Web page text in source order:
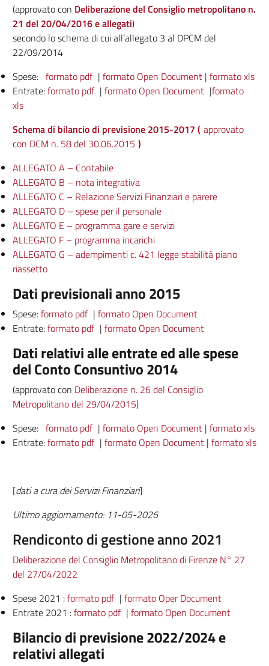
(approvato con Deliberazione del Consiglio metropolitano n.
21 del 20/04/2016 e allegati)
secondo lo schema di cui all’allegato 3 al DPCM del
22/09/2014
Spese: formato pdf | formato Open Document| formato xls
Entrate:formato pdf | formato Open Document |formato
xls
Schema di bilancio di previsione 2015-2017 ( approvato
con DCM n. 58 del 30.06.2015 )
ALLEGATO A – Contabile
ALLEGATO B – nota integrativa
ALLEGATO C – Relazione Servizi Finanziari e parere
ALLEGATO D – spese per il personale
ALLEGATO E – programma gare e servizi
ALLEGATO F – programma incarichi
ALLEGATO G – adempimenti c. 421 legge stabilità piano
riassetto
Dati previsionali anno 2015
Spese:formato pdf | formato Open Document
Entrate:formato pdf | formato Open Document
Dati relativi alle entrate ed alle spese
del Conto Consuntivo 2014
(approvato con Deliberazione n. 26 del Consiglio
Metropolitano del 29/04/2015)
Spese: formato pdf | formato Open Document| formato xls
Entrate:formato pdf | formato Open Document| formato xls
[dati a cura dei Servizi Finanziari]
Ultimo aggiornamento: 11-05-2026
Rendiconto di gestione anno 2021
Deliberazione del Consiglio Metropolitano di Firenze N° 27
del 27/04/2022
Spese 2021 :formato pdf | formato Oper Document
Entrate 2021 :formato pdf | formato Open Document
Bilancio di previsione 2022/2024 e
relativi allegati